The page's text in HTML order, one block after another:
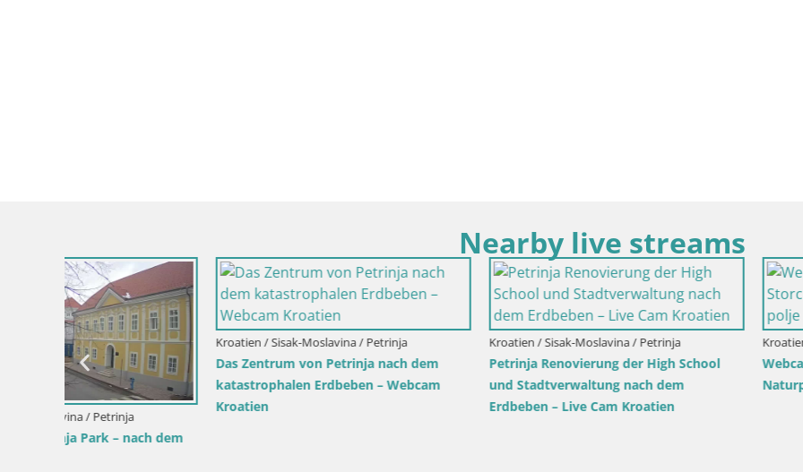
Nearby live streams
Kroatien / Sisak-Moslavina / Petrinja
Petrinja Renovierung der High School
und Stadtverwaltung nach dem
Erdbeben – Live Cam Kroatien
Kroatien / Sisak-Moslavina / Jasenovac
Webcam Europäisches Storchendorf –
Naturpark Lonjsko polje
Kroatien / Sisak-Moslavina / Sisak